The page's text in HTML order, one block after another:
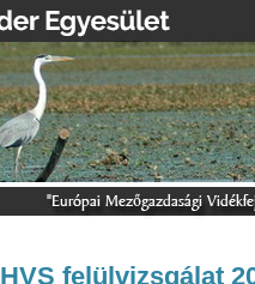
HVS felülvizsgálat